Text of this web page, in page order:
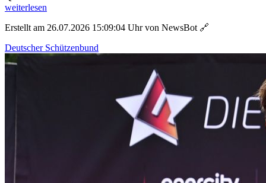
weiterlesen
Erstellt am 26.07.2026 15:09:04 Uhr von NewsBot 🔗
Deutscher Schützenbund